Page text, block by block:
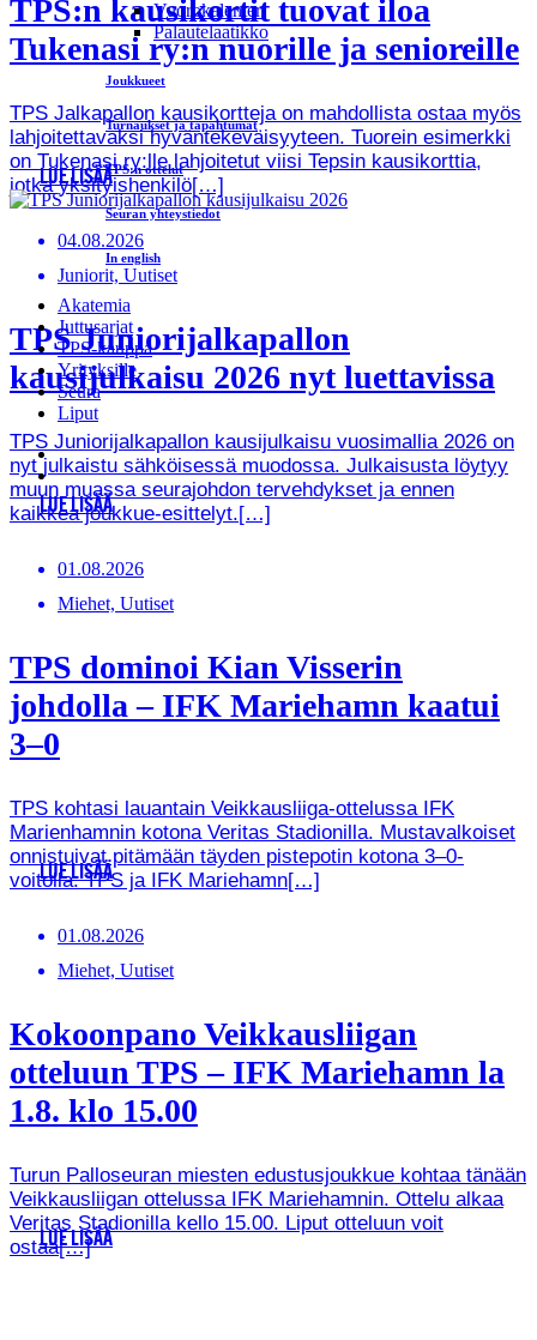
Vuorokalenteri
Palautelaatikko
Joukkueet
Turnaukset ja tapahtumat
TPS:n ottelut
Seuran yhteystiedot
In english
Akatemia
Juttusarjat
TPS-kauppa
Yrityksille
Seura
Liput
TPS:n kausikortit tuovat iloa
Tukenasi ry:n nuorille ja senioreille
TPS Jalkapallon kausikortteja on mahdollista ostaa myös
lahjoitettavaksi hyväntekeväisyyteen. Tuorein esimerkki
on Tukenasi ry:lle lahjoitetut viisi Tepsin kausikorttia,
jotka yksityishenkilö[…]
LUE LISÄÄ
04.08.2026
Juniorit, Uutiset
TPS Juniorijalkapallon
kausijulkaisu 2026 nyt luettavissa
TPS Juniorijalkapallon kausijulkaisu vuosimallia 2026 on
nyt julkaistu sähköisessä muodossa. Julkaisusta löytyy
muun muassa seurajohdon tervehdykset ja ennen
kaikkea joukkue-esittelyt.[…]
LUE LISÄÄ
01.08.2026
Miehet, Uutiset
TPS dominoi Kian Visserin
johdolla – IFK Mariehamn kaatui
3–0
TPS kohtasi lauantain Veikkausliiga-ottelussa IFK
Marienhamnin kotona Veritas Stadionilla. Mustavalkoiset
onnistuivat pitämään täyden pistepotin kotona 3–0-
voitolla. TPS ja IFK Mariehamn[…]
LUE LISÄÄ
01.08.2026
Miehet, Uutiset
Kokoonpano Veikkausliigan
otteluun TPS – IFK Mariehamn la
1.8. klo 15.00
Turun Palloseuran miesten edustusjoukkue kohtaa tänään
Veikkausliigan ottelussa IFK Mariehamnin. Ottelu alkaa
Veritas Stadionilla kello 15.00. Liput otteluun voit
ostaa[…]
LUE LISÄÄ